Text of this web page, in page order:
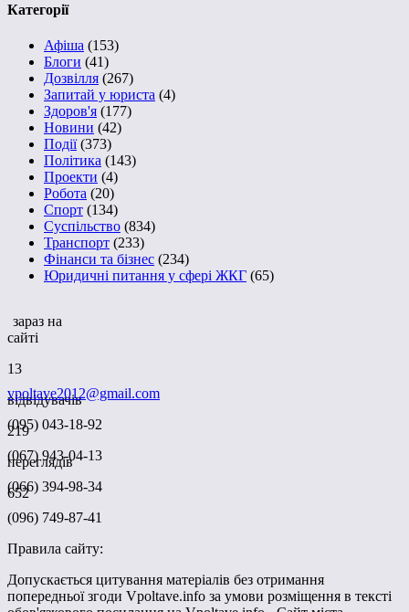
Категорії
Афіша (153)
Блоги (41)
Дозвілля (267)
Запитай у юриста (4)
Здоров'я (177)
Новини (42)
Події(373)
Політика (143)
Проекти (4)
Робота (20)
Спорт (134)
Суспільство (834)
Транспорт (233)
Фінанси та бізнес (234)
Юридичні питання у сфері ЖКГ (65)
зараз на
сайті
13
відвідувачів
219
переглядів
652
vpoltave2012@gmail.com
(095) 043-18-92
(067) 943-04-13
(066) 394-98-34
(096) 749-87-41
Правила сайту:
Допускається цитування матеріалів без отримання
попередньої згоди Vpoltave.info за умови розміщення в тексті